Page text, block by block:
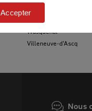
Marcq-en-Barœul
Wasquehal
Villeneuve-d'Ascq
Nous
Accepter